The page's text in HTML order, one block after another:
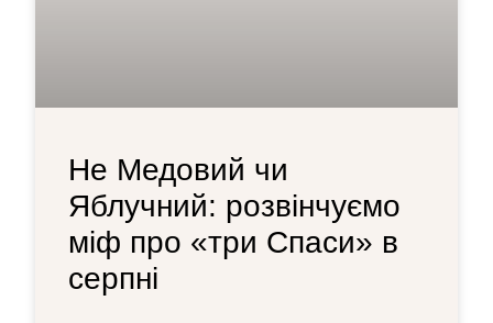
Не Медовий чи
Яблучний: розвінчуємо
міф про «три Спаси» в
серпні